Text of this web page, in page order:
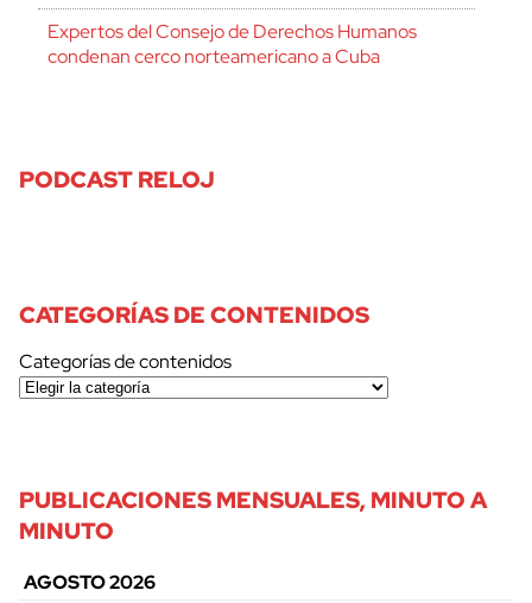
Expertos del Consejo de Derechos Humanos
condenan cerco norteamericano a Cuba
PODCAST RELOJ
CATEGORÍAS DE CONTENIDOS
Categorías de contenidos
PUBLICACIONES MENSUALES, MINUTO A
MINUTO
AGOSTO 2026